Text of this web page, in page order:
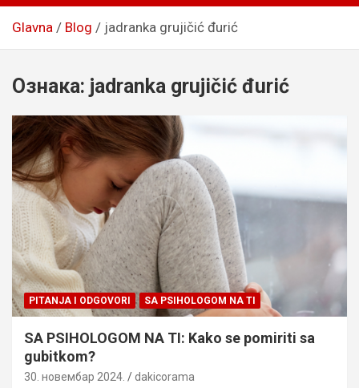
Glavna Blog jadranka grujičić đurić
Ознака: jadranka grujičić đurić
PITANJA I ODGOVORI SA PSIHOLOGOM NA TI
SA PSIHOLOGOM NA TI: Kako se pomiriti sa
gubitkom?
30. новембар 2024. dakicorama